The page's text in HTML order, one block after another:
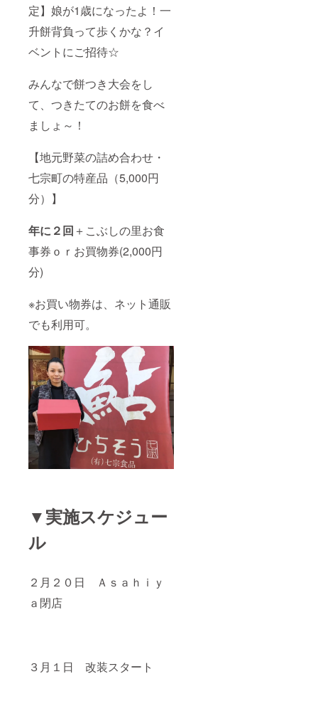
定】娘が1歳になったよ！一
升餅背負って歩くかな？イ
ベントにご招待☆
みんなで餅つき大会をし
て、つきたてのお餅を食べ
ましょ～！
【地元野菜の詰め合わせ・
七宗町の特産品（5,000円
分）】
年に２回 ＋こぶしの里お食
事券ｏｒお買物券(2,000円
分)
※お買い物券は、ネット通販
でも利用可。
▼実施スケジュー
ル
２月２０日 Ａｓａｈｉｙ
ａ閉店
３月１日 改装スタート